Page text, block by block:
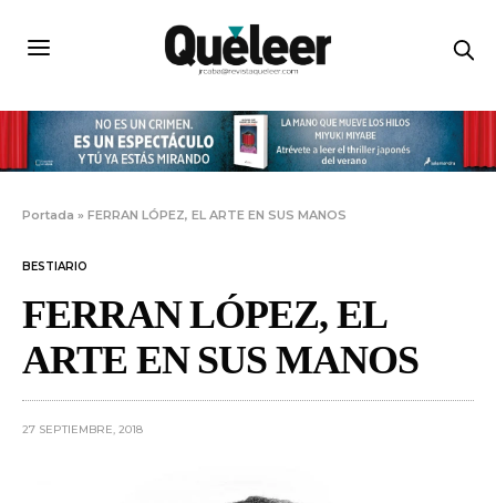
Portada »FERRAN LÓPEZ, EL ARTE EN SUS MANOS
BESTIARIO
FERRAN LÓPEZ, EL
ARTE EN SUS MANOS
27 SEPTIEMBRE, 2018